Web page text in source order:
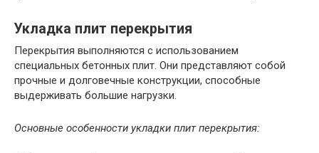
Укладка плит перекрытия
Перекрытия выполняются с использованием
специальных бетонных плит. Они представляют собой
прочные и долговечные конструкции, способные
выдерживать большие нагрузки.
Основные особенности укладки плит перекрытия: